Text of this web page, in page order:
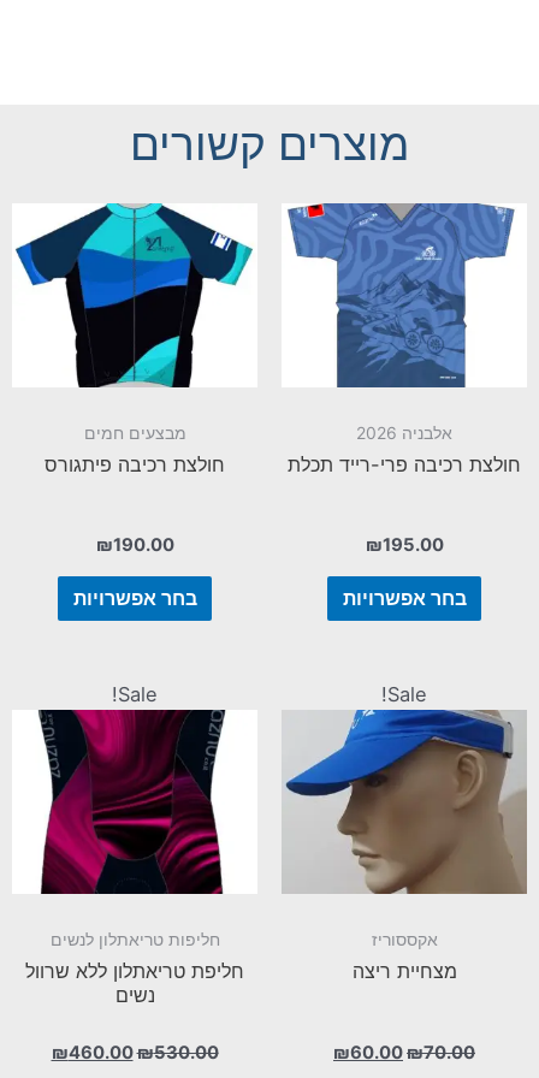
מוצרים קשורים
אלבניה 2026
חולצת רכיבה פרי-רייד תכלת
₪195.00
בחר אפשרויות
מבצעים חמים
חולצת רכיבה פיתגורס
₪190.00
בחר אפשרויות
Sale!
אקססוריז
מצחיית ריצה
₪70.00
₪60.00
Sale!
חליפות טריאתלון לנשים
חליפת טריאתלון ללא שרוול
נשים
₪530.00
₪460.00